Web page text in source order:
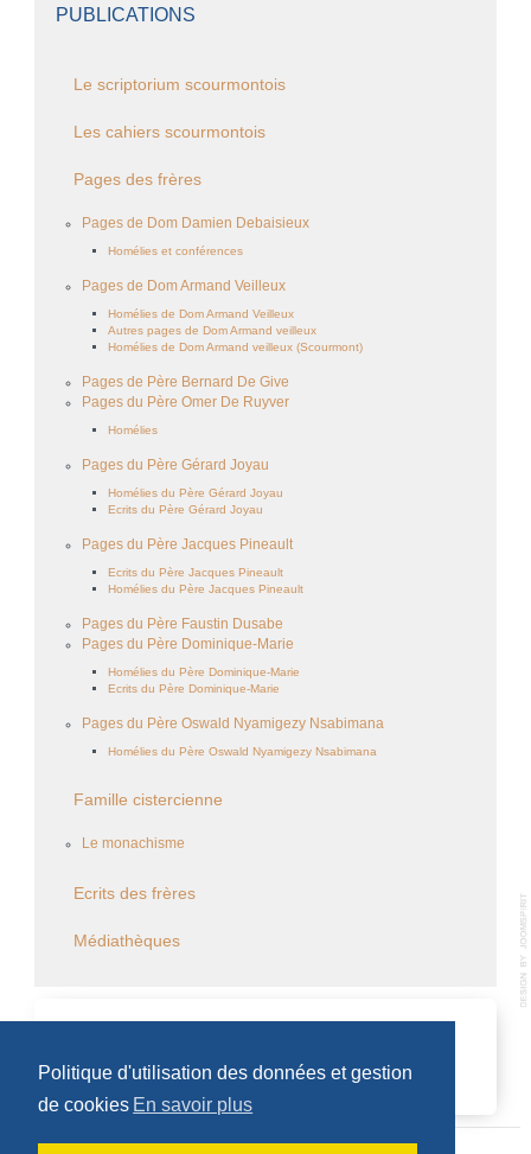
Politique d'utilisation des données et gestion
de cookies En savoir plus
PUBLICATIONS
Le scriptorium scourmontois
Les cahiers scourmontois
Pages des frères
Pages de Dom Damien Debaisieux
Homélies et conférences
Pages de Dom Armand Veilleux
Homélies de Dom Armand Veilleux
Autres pages de Dom Armand veilleux
Homélies de Dom Armand veilleux (Scourmont)
Pages de Père Bernard De Give
Pages du Père Omer De Ruyver
Homélies
Pages du Père Gérard Joyau
Homélies du Père Gérard Joyau
Ecrits du Père Gérard Joyau
Pages du Père Jacques Pineault
Ecrits du Père Jacques Pineault
Homélies du Père Jacques Pineault
Pages du Père Faustin Dusabe
Pages du Père Dominique-Marie
Homélies du Père Dominique-Marie
Ecrits du Père Dominique-Marie
Pages du Père Oswald Nyamigezy Nsabimana
Homélies du Père Oswald Nyamigezy Nsabimana
Famille cistercienne
Le monachisme
Ecrits des frères
Médiathèques
Aucun évènement